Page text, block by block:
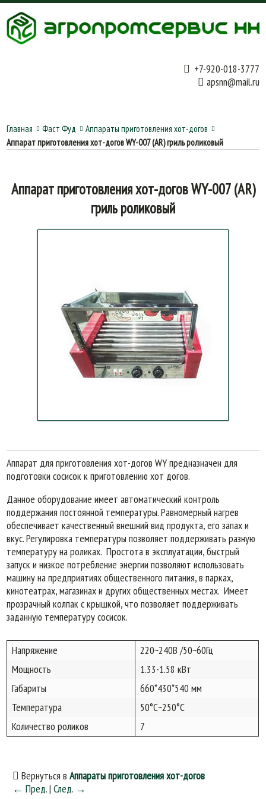
+7-920-018-3777
apsnn@mail.ru
Главная Фаст Фуд
Аппараты приготовления хот-догов
Аппарат приготовления хот-догов WY-007 (AR) гриль роликовый
Аппарат приготовления хот-догов WY-007 (AR)
гриль роликовый
Аппарат для приготовления хот-догов WY предназначен для
подготовки сосисок к приготовлению хот догов.
Данное оборудование имеет автоматический контроль
поддержания постоянной температуры. Равномерный нагрев
обеспечивает качественный внешний вид продукта, его запах и
вкус. Регулировка температуры позволяет поддерживать разную
температуру на роликах. Простота в эксплуатации, быстрый
запуск и низкое потребление энергии позволяют использовать
машину на предприятиях общественного питания, в парках,
кинотеатрах, магазинах и других общественных местах. Имеет
прозрачный колпак с крышкой, что позволяет поддерживать
заданную температуру сосисок.
Напряжение
220~240В /50~60Гц
Мощность
1.33-1.58 кВт
Габариты
660*430*540 мм
Температура
50°C~250°C
Количество роликов
7
Вернуться вАппараты приготовления хот-догов
← Пред.|След. →